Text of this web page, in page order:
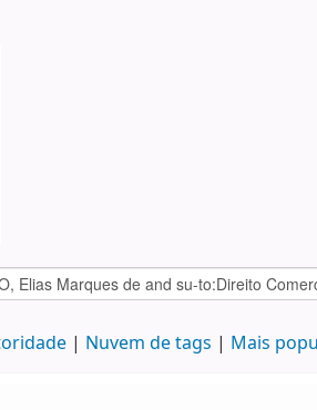
Nuvem de tags Mais